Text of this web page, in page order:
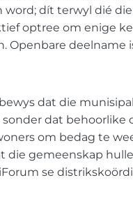
dít terwyl dié
optree om enige
Openbare deelname
bewys dat die
dat behoorlike
om bedag te
die gemeenskap
se